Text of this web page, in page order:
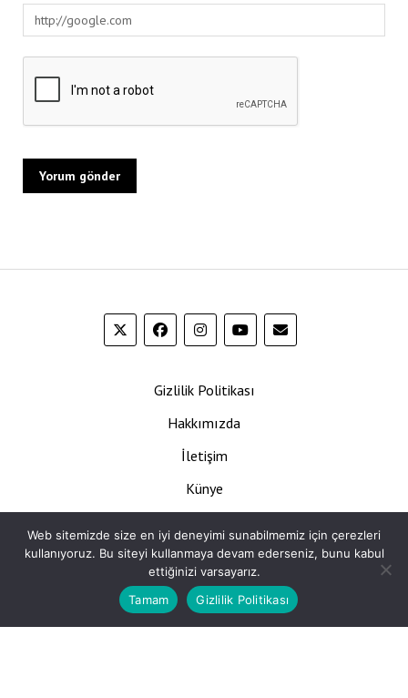
Gizlilik Politikası
Hakkımızda
İletişim
Künye
Ara
Web sitemizde size en iyi deneyimi sunabilmemiz için çerezleri
kullanıyoruz. Bu siteyi kullanmaya devam ederseniz, bunu kabul
ettiğinizi varsayarız.
Tamam
Gizlilik Politikası